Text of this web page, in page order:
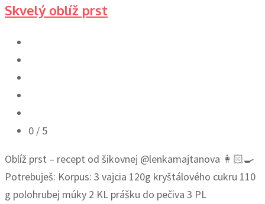
Skvelý oblíž prst
0 / 5
Oblíž prst – recept od šikovnej @lenkamajtanova 👩🏻‍🍳
Potrebuješ: Korpus: 3 vajcia 120g kryštálového cukru 110
g polohrubej múky 2 KL prášku do pečiva 3 PL